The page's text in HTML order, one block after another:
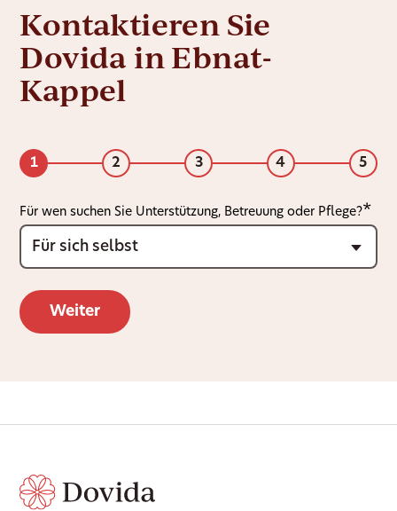
Kontaktieren Sie
Dovida in Ebnat-
Kappel
1 2 3 4 5
Für wen suchen Sie Unterstützung, Betreuung oder Pflege?